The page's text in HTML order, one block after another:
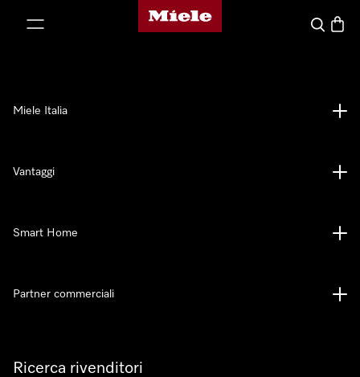
Homepage di Miele
Cerca
Ricerca rivenditori
Miele Italia
Vantaggi
Smart Home
Partner commerciali